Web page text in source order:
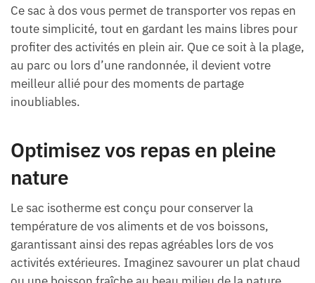
Ce sac à dos vous permet de transporter vos repas en
toute simplicité, tout en gardant les mains libres pour
profiter des activités en plein air. Que ce soit à la plage,
au parc ou lors d’une randonnée, il devient votre
meilleur allié pour des moments de partage
inoubliables.
Optimisez vos repas en pleine
nature
Le sac isotherme est conçu pour conserver la
température de vos aliments et de vos boissons,
garantissant ainsi des repas agréables lors de vos
activités extérieures. Imaginez savourer un plat chaud